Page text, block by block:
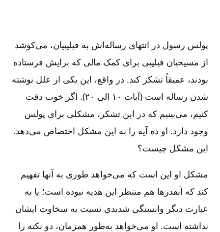
پولس رسول در انتهای رساله‌اش به فیلیپیان‌، می‌کوشد
از مسیحیان فیلیپی برای کمک مالی که برایش فرستاده
بودند، عمیقاً تشکر کند. در واقع‌، این یکی از علل نوشته
شدن رساله است (آیات ۱۰ الی ۲۰). اگر خوب دقت
کنیم‌، می‌بینیم که در این تشکر، مشکلی برای پولس
وجود دارد. او ده آیه را به این مشکل اختصاص می‌دهد.
این مشکل چیست‌؟
مشکل او این است که می‌خواهد طوری به آنها تفهیم
کند که آنقدرها هم منتظر این هدیه نبوده است‌؛ یا به
عبارت دیگر وابستگی شدیدی نسبت به سخاوت ایشان
نداشته است‌. او می‌خواهد به‌طور همزمان‌، دو نکته را